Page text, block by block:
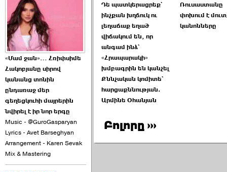
2026-06-10 22:55:00
Ուշքի չենք գալիս այն
խայտառակ ›››
2026-06-09 15:05:00
«Մամ ջան»… Հռիփսիմե
Հակոբյանը սիրով
կանանց տոնին
ընդառաջ մեր
գեղեցկուհի մայրերին
նվիրել է իր նոր երգը
Music - @GuroGasparyan
Lyrics - Avet Barseghyan
Arrangement - Karen Sevak
Mix & Mastering
Դե պատկերացրեք`
ինչքան խղճուկ ու
լեղաճաք եղած
վիճակում են, որ
անգամ ինձ`
«Հրապարակի»
խմբագրին են կանչել
Քննչական կոմիտե`
հարցաքննության.
Արմինե Օհանյան
Ռուսաստանը
փոխում է
կանոնները
Բոլորը ›››